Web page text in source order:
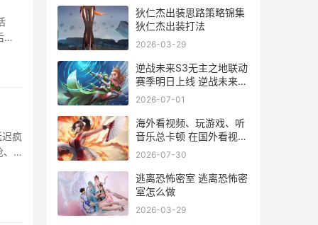
疯
狄仁杰出装思路策略锦集
狄仁杰出装打法
2026-03-29
逆战未来S3无主之地联动
赛季明日上线 逆战未来战
士角色介绍
2026-07-01
海外看视频、玩游戏、听
音乐总卡顿 在国外看视频
的app
2026-07-30
逃离恐怖密室 逃离恐怖密
室怎么做
2026-03-29